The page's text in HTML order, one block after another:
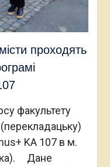
проходять
факультету
KA 107 в м.
Дане